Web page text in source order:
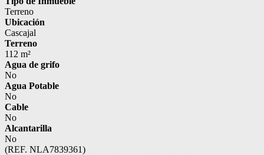
Terreno
Ubicación
Cascajal
Terreno
112 m²
Agua de grifo
No
Agua Potable
No
Cable
No
Alcantarilla
No
(REF. NLA7839361)